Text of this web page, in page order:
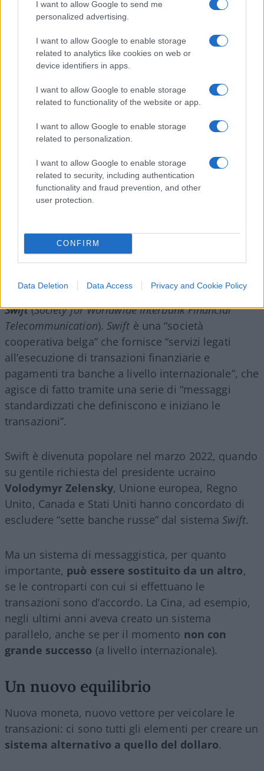
I want to allow Google to send me
personalized advertising.
I want to allow Google to enable storage
related to analytics like cookies on web or
device identifiers in apps.
I want to allow Google to enable storage
related to functionality of the website or app.
I want to allow Google to enable storage
related to personalization.
I want to allow Google to enable storage
related to security, including authentication
functionality and fraud prevention, and other
user protection.
CONFIRM
Data Deletion Data Access Privacy and Cookie Policy
moneta saràprobabilmente legato all’oro: il
famoso collegamento che è stato eliminato
“provvisoriamente” per il dollaro da parte di
Richard Nixonnel 1971. Una mossa – quella di
Nixon – che molti ritengono avesse avuto il suo
peso nella crisi finanziaria del 2008, al punto da
portare l’ex presidente franceseNicolas Sarkozy
financier et monétaire mondial, comme on le fit à
L’ipotesi dell’ancoraggio all’oro è anche suffragata
andamento del prezzo dell’oro negli ultimi
Il sistemaSwift
Un altro elemento che verrà discusso sempre
all’interno di questa conferenza sarà il
Swift(Society for Worldwide Interbank Financial
Telecommunication).Swift è una “società
cooperativa belga” che fornisce “servizi legati
all’esecuzione di transazioni finanziarie e
pagamenti tra banche a livello internazionale”, che
agisce di fatto tramite una serie di “messaggi
standardizzati che definiscono e iniziano le
transazioni”.
Swift è divenuta popolare nel marzo 2022, quando
su gentile richiesta del presidente ucraino
Volodymyr Zelensky, Unione europea, Regno
Unito, Canada e Stati Uniti hanno concordato di
escludere “sette banche russe” dal sistemaSwift.
Ma un sistema di messaggistica, per quanto
importante, può essere sostituito da un altro,
se le controparti con cui si effettuano le
transazioni sono d’accordo. La Cina, ad esempio,
negli ultimi anni aveva creato un sistema
parallelo, anche se per il momento non con
grande successo (a livello internazionale).
Un nuovo equilibrio
Nuova moneta, nuovo vettore per veicolare le
transazioni: ci sono tutti gli elementi per creare un
sistema alternativo a quello del dollaro.